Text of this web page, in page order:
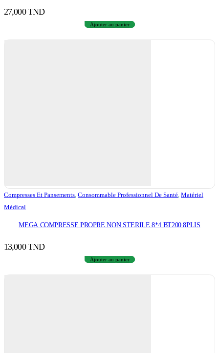
27,000TND
Ajouter au panier
Compresses Et Pansements, Consommable Professionnel De Santé, Matériel
Médical
MEGA COMPRESSE PROPRE NON STERILE 8*4 BT200 8PLIS
13,000TND
Ajouter au panier